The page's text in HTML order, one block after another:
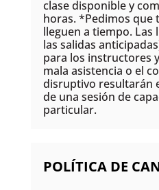
clase disponible y
horas. *Pedimos que
lleguen a tiempo. Las
las salidas
para los instructores
mala asistencia o el
disruptivo resultarán
de una sesión de
particular.
POLÍTICA DE